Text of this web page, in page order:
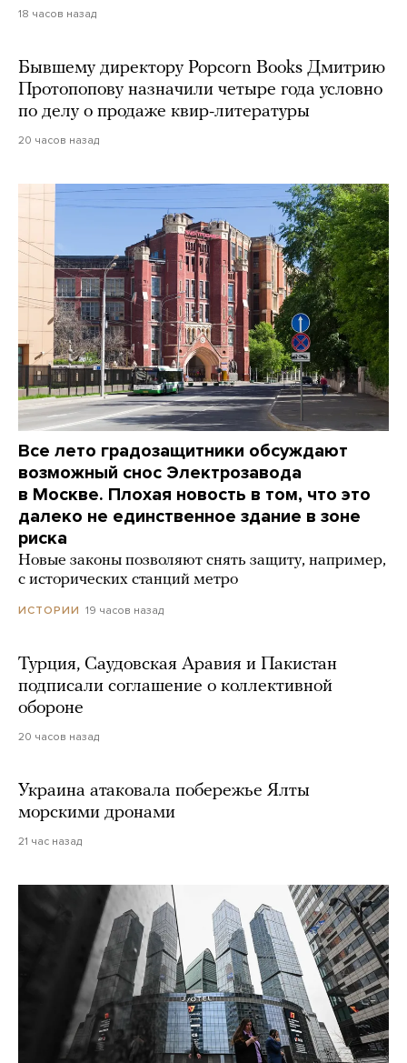
18 часов назад
Бывшему директору Popcorn Books Дмитрию
Протопопову назначили четыре года условно
по делу о продаже квир-литературы
20 часов назад
Все лето градозащитники обсуждают
возможный снос Электрозавода
в Москве. Плохая новость в том, что это
далеко не единственное здание в зоне
риска
Новые законы позволяют снять защиту, например,
с исторических станций метро
ИСТОРИИ 19 часов назад
Турция, Саудовская Аравия и Пакистан
подписали соглашение о коллективной
обороне
20 часов назад
Украина атаковала побережье Ялты
морскими дронами
21 час назад